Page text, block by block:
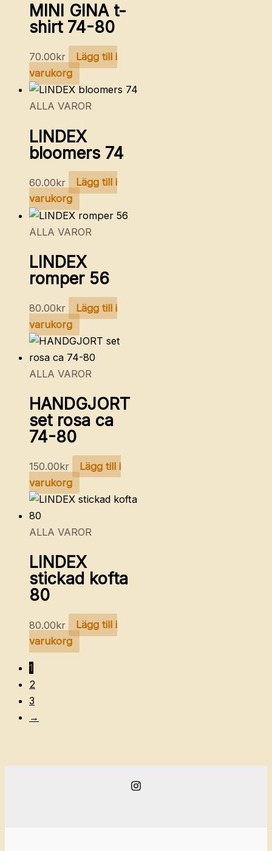
MINI GINA t-
shirt 74-80
70.00kr
Lägg till i
varukorg
ALLA VAROR
LINDEX
bloomers 74
60.00kr
Lägg till i
varukorg
ALLA VAROR
LINDEX
romper 56
80.00kr
Lägg till i
varukorg
ALLA VAROR
HANDGJORT
set rosa ca
74-80
150.00kr
Lägg till i
varukorg
ALLA VAROR
LINDEX
stickad kofta
80
80.00kr
Lägg till i
varukorg
1
2
3
→